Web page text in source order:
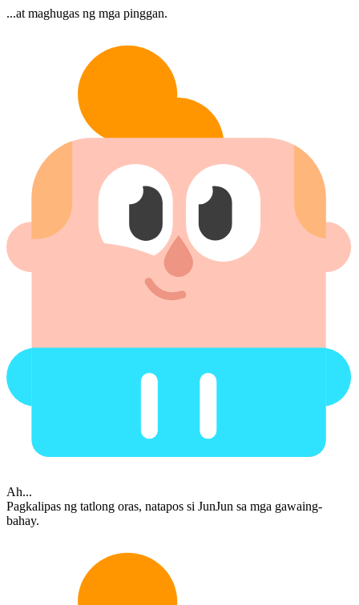
...at maghugas ng mga pinggan.
Ah...
Pagkalipas ng tatlong oras, natapos si JunJun sa mga gawaing-
bahay.